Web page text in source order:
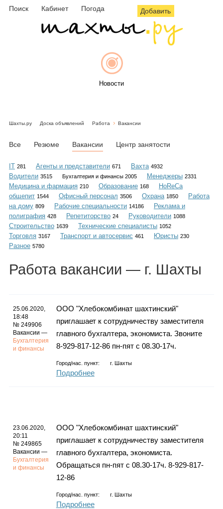
Поиск Кабинет Погода Добавить
Новости
Объявления
Каталог
Инфо
Гороскоп
Шахты.ру Доска объявлений Работа Вакансии
Все Резюме Вакансии Центр занятости
IT 281 Агенты и представители 671 Вахта 4932
Водители 3515 Бухгалтерия и финансы 2005 Менеджеры 2331
Медицина и фармация 210 Образование 168
HoReCa
общепит 1544 Офисный персонал 3506 Охрана 1850
Работа
на дому 809 Рабочие специальности 14186
Реклама и
полиграфия 428 Репетиторство 24 Руководители 1088
Строительство 1639 Технические специалисты 1052
Торговля 3167 Транспорт и автосервис 461 Юристы 230
Разное 5780
Работа вакансии — г. Шахты
25.06.2020,
18:48
№ 249906
Вакансии —
Бухгалтерия
и финансы
ООО "Хлебокомбинат шахтинский"
приглашает к сотрудничеству заместителя
главного бухгалтера, экономиста. Звоните
8-929-817-12-86 пн-пят с 08.30-17ч.
Город/нас. пункт: г. Шахты
Подробнее
23.06.2020,
20:11
№ 249865
Вакансии —
Бухгалтерия
и финансы
ООО "Хлебокомбинат шахтинский"
приглашает к сотрудничеству заместителя
главного бухгалтера, экономиста.
Обращаться пн-пят с 08.30-17ч. 8-929-817-
12-86
Город/нас. пункт: г. Шахты
Подробнее